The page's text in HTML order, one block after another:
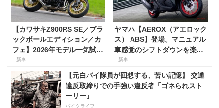
【カワサキZ900RS SE／ブラ
ックボールエディション／カ
フェ】2026年モデル一気試
乗。人気の国産ネオレトロモ
デルが扱いやすく上質に進
化！
新車
ヤマハ【AEROX（アエロック
ス） ABS】登場。マニュアル
車感覚のシフトダウンを楽し
める新型155ccスポーツスク
ーター8月31日発売。価格48
万1800円
新車
【元白バイ隊員が回想する、苦い記憶】 交通
違反取締りでの手強い違反者「ゴネられスト
ーリー」
バイクライフ